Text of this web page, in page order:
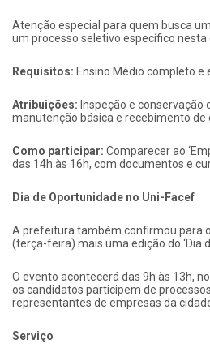
Atenção especial para quem busca
um processo seletivo específico
Requisitos: Ensino Médio completo e
Atribuições: Inspeção e
manutenção básica e recebimento de
Como participar: Comparecer ao
das 14h às 16h, com documentos e
Dia de Oportunidade no Uni-Facef
A prefeitura também confirmou para
(terça-feira) mais uma edição do ‘Dia
O evento acontecerá das 9h às 13h,
os candidatos participem de
representantes de empresas da
Serviço